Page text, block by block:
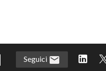
Seguici